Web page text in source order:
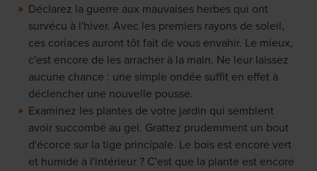
Déclarez la guerre aux mauvaises herbes qui ont
survécu à l'hiver. Avec les premiers rayons de soleil,
ces coriaces auront tôt fait de vous envahir. Le mieux,
c'est encore de les arracher à la main. Ne leur laissez
aucune chance : une simple ondée suffit en effet à
déclencher une nouvelle pousse.
Examinez les plantes de votre jardin qui semblent
avoir succombé au gel. Grattez prudemment un bout
d'écorce sur la tige principale. Le bois est encore vert
et humide à l'intérieur ? C'est que la plante est encore